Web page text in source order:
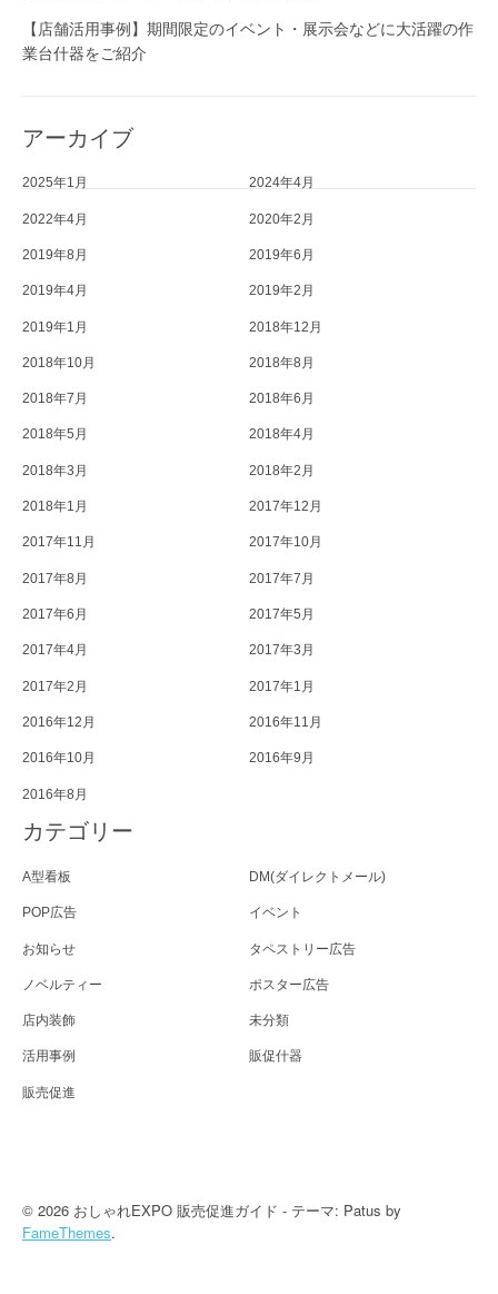
【店舗活用事例】期間限定のイベント・展示会などに大活躍の作
業台什器をご紹介
アーカイブ
2025年1月 2024年4月
2022年4月 2020年2月
2019年8月 2019年6月
2019年4月 2019年2月
2019年1月 2018年12月
2018年10月 2018年8月
2018年7月 2018年6月
2018年5月 2018年4月
2018年3月 2018年2月
2018年1月 2017年12月
2017年11月 2017年10月
2017年8月 2017年7月
2017年6月 2017年5月
2017年4月 2017年3月
2017年2月 2017年1月
2016年12月 2016年11月
2016年10月 2016年9月
2016年8月
カテゴリー
A型看板 DM(ダイレクトメール)
POP広告 イベント
お知らせ タペストリー広告
ノベルティー ポスター広告
店内装飾 未分類
活用事例 販促什器
販売促進
© 2026 おしゃれEXPO 販売促進ガイド - テーマ: Patus by
FameThemes.